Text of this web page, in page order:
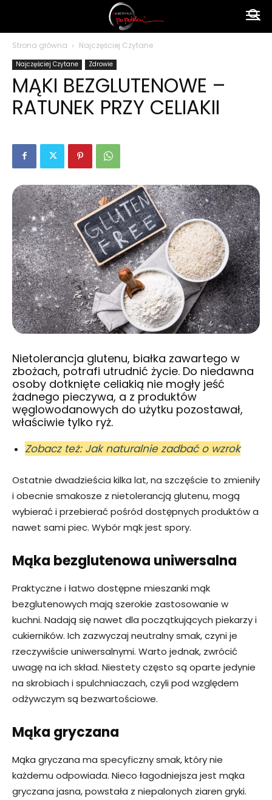
Strona główna Najczęściej Czytane
Najczęściej Czytane Zdrowie
MĄKI BEZGLUTENOWE –
RATUNEK PRZY CELIAKII
Nietolerancja glutenu, białka zawartego w
zbożach, potrafi utrudnić życie. Do niedawna
osoby dotknięte celiakią nie mogły jeść
żadnego pieczywa, a z produktów
węglowodanowych do użytku pozostawał,
właściwie tylko ryż.
Zobacz też: Jak naturalnie zadbać o wzrok
Ostatnie dwadzieścia kilka lat, na szczęście to zmieniły
i obecnie smakosze z nietolerancją glutenu, mogą
wybierać i przebierać pośród dostępnych produktów a
nawet sami piec. Wybór mąk jest spory.
Mąka bezglutenowa uniwersalna
Praktyczne i łatwo dostępne mieszanki mąk
bezglutenowych mają szerokie zastosowanie w
kuchni. Nadają się nawet dla początkujących piekarzy i
cukierników. Ich zazwyczaj neutralny smak, czyni je
rzeczywiście uniwersalnymi. Warto jednak, zwrócić
uwagę na ich skład. Niestety często są oparte jedynie
na skrobiach i spulchniaczach, czyli pod względem
odżywczym są bezwartościowe.
Mąka gryczana
Mąka gryczana ma specyficzny smak, który nie
każdemu odpowiada. Nieco łagodniejsza jest mąka
gryczana jasna, powstała z niepalonych ziaren gryki.